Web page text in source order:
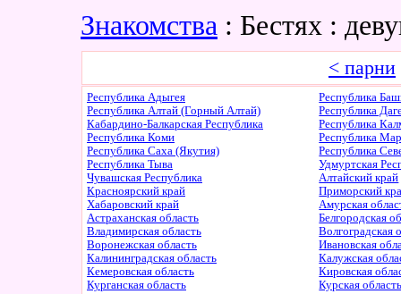
Знакомства : Бестях :
< парни
Республика Адыгея
Республика
Республика Алтай (Горный Алтай)
Республика
Кабардино-Балкарская Республика
Республика
Республика Коми
Республика
Республика Саха (Якутия)
Республика
Республика Тыва
Удмуртская
Чувашская Республика
Алтайский край
Красноярский край
Приморский
Хабаровский край
Амурская
Астраханская область
Белгородская
Владимирская область
Волгоградская
Воронежская область
Ивановская
Калининградская область
Калужская
Кемеровская область
Кировская
Курганская область
Курская